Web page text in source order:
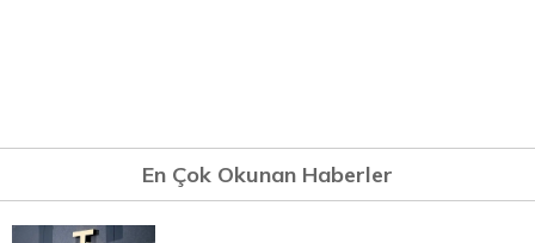
En Çok Okunan Haberler